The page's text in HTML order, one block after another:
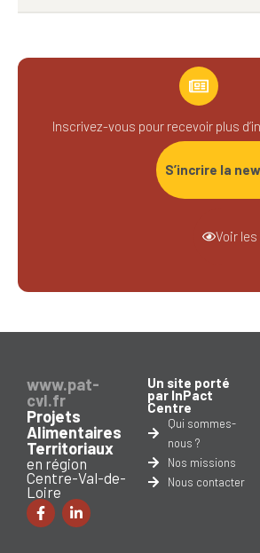
Inscrivez-vous pour recevoir plus
S’incrire la
Voir
www.pat-
cvl.fr
Projets
Alimentaires
Territoriaux
en région
Centre-Val-de-
Loire
Un site porté
par InPact
Centre
Qui sommes-
nous ?
Nos missions
Nous contacter